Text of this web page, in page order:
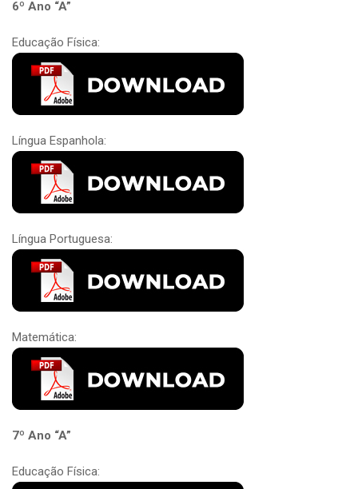
6º Ano “A”
Educação Física:
Língua Espanhola:
Língua Portuguesa:
Matemática:
7º Ano “A”
Educação Física: